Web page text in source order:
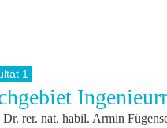
International
Internationales Profil
1
rer. nat. habil. Armin